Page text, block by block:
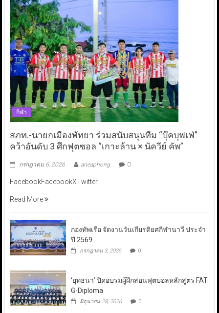
กีฬา
สภท.-นายกเมืองพัทยา ร่วมสนับสนุนทีม “บุ๊คบุฟเฟ่”
คว้าอันดับ 3 ศึกฟุตซอล “เกาะล้าน × นัควีย์ คัพ”
กรกฎาคม 6, 2026 aneaphong 0
FacebookFacebookXTwitter
Read More
กองทัพเรือ จัดงานวันเกียรติยศกีฬานาวี ประจำ
ปี 2569
กรกฎาคม 3, 2026 0
‘ยุทธนา’ ปิดอบรมผู้ฝึกสอนฟุตบอลหลักสูตร FAT
G-Diploma
มิถุนายน 28, 2026 0